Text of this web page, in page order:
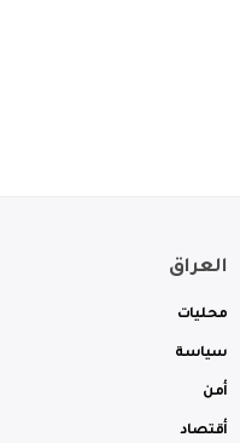
العراق
محليات
سياسة
أمن
أقتصاد